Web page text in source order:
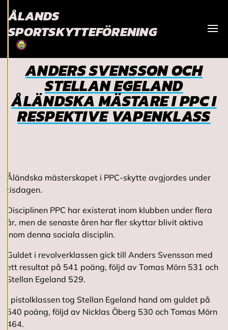
service. Genom att
samtycka till
användningen av
cookies kan vi
utveckla en ännu
bättre tjänst och
tillhandahålla
innehåll som är
intressant för dig.
Du har kontroll över
mer om våra
cookies.
R
e
d
i
g
e
r
a
c
o
o
k
ÅLANDS
SPORTSKYTTEFÖRENING
ANDERS SVENSSON OCH
STELLAN EGELAND
ÅLÄNDSKA MÄSTARE I PPC I
RESPEKTIVE VAPENKLASS
Åländska mästerskapet i PPC-skytte avgjordes under
tisdagen.
Disciplinen PPC har existerat inom klubben under flera
år, men de senaste åren har fler skyttar blivit aktiva
inom denna sociala disciplin.
Guldet i revolverklassen gick till Anders Svensson med
ett resultat på 541 poäng, följd av Tomas Mörn 531 och
Stellan Egeland 529.
I pistolklassen tog Stellan Egeland hand om guldet på
540 poäng, följd av Nicklas Öberg 530 och Tomas Mörn
464.